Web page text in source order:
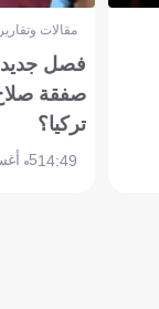
مقالات
فصل جديد
صفقة
تركيا؟
14:495 أغسطس 2026